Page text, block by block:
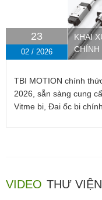
23
02 / 2026
KHAI
TBI MOTION chính
2026, sẵn sàng cung
Vitme bi, Đai ốc bi
VIDEO THƯ